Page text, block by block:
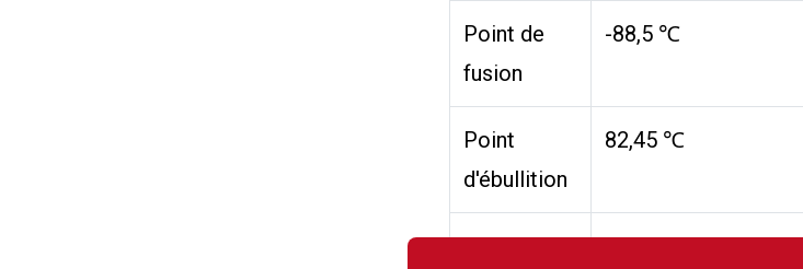
Point de
fusion
-88,5 ℃
Point
d'ébullition
82,45 ℃
Densité 0.7855 g/cm & sup3;